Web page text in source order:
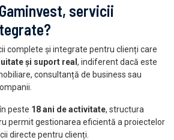
servicii
complete și integrate pentru clienți care
și suport real , indiferent dacă este
consultanță de business sau
peste 18 ani de activitate, structura
permit gestionarea eficientă a proiectelor
directe pentru clienți.